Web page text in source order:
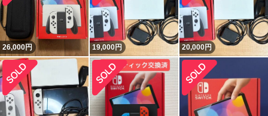
26,000円 19,000円 20,000円